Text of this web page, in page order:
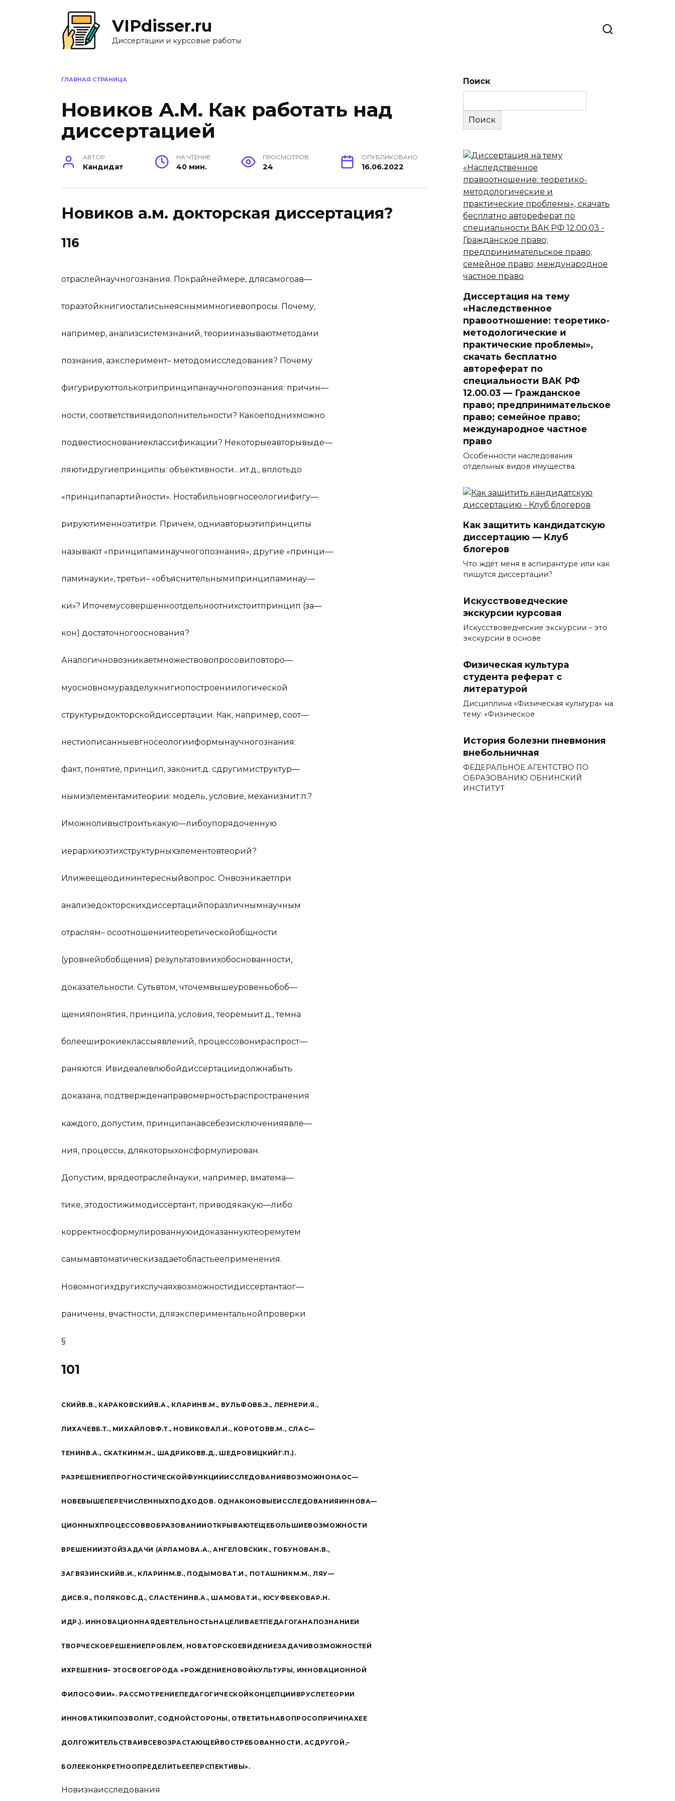
VIPdisser.ru
Диссертации и курсовые работы
ГЛАВНАЯ СТРАНИЦА
Новиков А.М. Как работать над
диссертацией
АВТОР
Кандидат
НА ЧТЕНИЕ
40 мин.
ПРОСМОТРОВ
24
ОПУБЛИКОВАНО
16.06.2022
Новиков а.м. докторская диссертация?
116
отраслейнаучногознания. Покрайнеймере, длясамогоав—
тораэтойкнигиосталисьнеяснымимногиевопросы. Почему,
например, анализсистемзнаний,теорииназываютметодами
познания, аэксперимент– методомисследования? Почему
фигурируюттолькотрипринципанаучногопознания: причин—
ности, соответствияидополнительности? Какоепод нихможно
подвестиоснованиеклассификации? Некоторыеавторывыде—
ляютидругиепринципы: объективности…ит.д., вплотьдо
«принципапартийности». Ностабильновгносеологиифигу—
рируютименноэтитри. П ричем, одниавторыэтипринципы
называют«принц ипаминаучногопознания», д ругие «принци—
паминауки»,третьи– «объяснительнымипринц ипаминау—
ки»? Ипочемусовершенноотдельноотнихстоитпринцип (за—
кон) достаточногооснования?
Аналогичновозникаетмножествовопросовиповторо—
муосновномуразделукнигиопостроениилогической
структурыдокторскойд иссертации. Как, например, соот—
нестиописанныевгносеологииформынаучногознания:
факт, понятие, принцип, законит.д. сдругимиструктур—
нымиэлементамитеории: модель, условие, механизмит.п.?
И можноливыстроитькакую—либоупорядоченную
иерархиюэтихструктурныхэлементовтеорий?
Илижеещеодининтересныйвопрос. Онвозникаетпри
анализедокторскихдиссертацийпоразличнымнаучным
отраслям– осоотношениитеоретическойобщности
(уровнейобобщения) результатовиихобоснованности,
доказательности. Сутьвтом, чточемвышеуровеньобоб—
щенияпонятия, принципа, условия,теоремыит.д .,темна
болееширокиеклассыявлений, процессовонираспрост—
раняются. Ивидеалевлюбойдиссертациидолжнабыть
доказана, подтвержденаправомерностьраспространения
каждого, допустим, принципанавсебезисключенияявле—
ния, процессы, длякоторыхонсформулирован.
Допустим, врядеотраслейнауки, например, вматема—
тике, этодостижимодиссертант, приводякакую—либо
корректносформулированнуюидоказаннуютеоремутем
самымавтоматическизадаетобластьееприменения.
Новомногихд ругихслучаяхвозможностид иссертантаог—
раничены, вчастности, дляэкспериментальнойпроверки
§
101
СКИЙВ .В., КАРА КО ВСКИЙ В.А ., КЛАР ИН В .М ., ВУЛ ЬФ ОВ Б .З ., ЛЕРН ЕРИ .Я .,
Л ИХАЧЕВБ .Т., МИХАЙЛ ОВ Ф.Т., Н О ВИ КО ВАЛ .И ., КО Р ОТОВВ .М ., СЛАС—
ТЕНИН В .А ., СКАТКИН М .Н ., ША ДР И КОВВ .Д., Ш ЕДРО В ИЦКИЙ Г.П .) .
РАЗ РЕШ ЕНИЕП РО Г НО СТИ ЧЕСКОЙФУН КЦИИИ ССЛ ЕДО ВА НИЯ ВОЗ МОЖНО НА ОС—
Н ОВЕВ Ы ШЕПЕР ЕЧ И СЛ ЕНН ЫХ ПО ДХО ДОВ . ОДНАКОН О ВЫЕИ ССЛ ЕДО ВА НИЯ ИНН ОВА—
ЦИО НН ЫХП РО ЦЕССОВ ВО Б РАЗО ВАНИИ ОТКРЫВАЮТЕЩЕБ ОЛ Ь ШИЕВ ОЗМ ОЖН ОСТИ
В РЕШЕНИИЭТОЙЗА ДАЧИ (А РЛА МОВА .А.,А НГ ЕЛ О ВСКИ К., ГО БУН ОВАН .В.,
ЗАГ ВЯЗИН СКИЙВ .И., КЛА РИН М.В., П ОДЫМО ВАТ.И ., ПОТАШ НИКМ.М.,Л ЯУ—
ДИСВ.Я ., П ОЛЯ КОВ С.Д., СЛАСТЕНИН В.А ., ША МО ВАТ.И ., ЮСУФБ ЕКО ВА Р.Н .
И ДР .) . И НН О ВА ЦИ О ННАЯДЕЯТЕЛ ЬН О СТЬНА ЦЕЛИ ВАЕТП ЕДА ГОГАНА ПОЗНА НИЕИ
ТВО РЧЕСКОЕР ЕШ ЕНИЕП Р ОБЛЕМ , НО ВАТОР СКОЕВ И ДЕНИЕЗА ДАЧ ИВ ОЗМ ОЖН ОСТЕЙ
ИХР ЕШ ЕНИЯ– ЭТОСВ ОЕГОР ОДА «РОЖДЕНИЕНО ВОЙ КУЛЬТУРЫ, ИНН ОВАЦИ ОН НОЙ
Ф ИЛ ОСО ФИИ». РА ССМОТРЕНИЕПЕДА ГОГ ИЧЕСКОЙ КОНЦЕПЦИИ ВРУСЛЕТЕО Р ИИ
ИНН ОВАТИ КИ П ОЗ В ОЛ ИТ, СОДН ОЙ СТО РО НЫ , ОТВ ЕТИТЬ НАВ О ПР ОСО ПР ИЧ ИНАХЕЕ
ДОЛ ГОЖИТЕЛ Ь СТВАИ ВСЕВОЗРАСТАЮЩ ЕЙ ВО СТР ЕБ О ВА ННО СТИ , АСДРУГОЙ ,–
Б ОЛ ЕЕКОН КР ЕТНО ОП РЕДЕЛ ИТЬ ЕЕПЕР СП ЕКТИВЫ».
Новизнаисследования
Поиск
Поиск
Диссертация на тему
«Наследственное
правоотношение: теоретико-
методологические и
практические проблемы»,
скачать бесплатно
автореферат по
специальности ВАК РФ
12.00.03 — Гражданское
право; предпринимательское
право; семейное право;
международное частное
право
Особенности наследования
отдельных видов имущества.
Как защитить кандидатскую
диссертацию — Клуб
блогеров
Что ждёт меня в аспирантуре или как
пишутся диссертации?
Искусствоведческие
экскурсии курсовая
Искусствоведческие экскурсии – это
экскурсии в основе
Физическая культура
студента реферат с
литературой
Дисциплина «Физическая культура» на
тему: «Физическое
История болезни пневмония
внебольничная
ФЕДЕРАЛЬНОЕ АГЕНТСТВО ПО
ОБРАЗОВАНИЮ ОБНИНСКИЙ
ИНСТИТУТ